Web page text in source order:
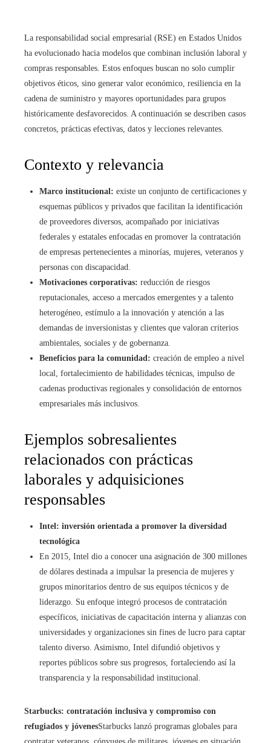
La responsabilidad social empresarial (RSE) en Estados Unidos
ha evolucionado hacia modelos que combinan inclusión laboral y
compras responsables. Estos enfoques buscan no solo cumplir
objetivos éticos, sino generar valor económico, resiliencia en la
cadena de suministro y mayores oportunidades para grupos
históricamente desfavorecidos. A continuación se describen casos
concretos, prácticas efectivas, datos y lecciones relevantes.
Contexto y relevancia
Marco institucional: existe un conjunto de certificaciones y
esquemas públicos y privados que facilitan la identificación
de proveedores diversos, acompañado por iniciativas
federales y estatales enfocadas en promover la contratación
de empresas pertenecientes a minorías, mujeres, veteranos y
personas con discapacidad.
Motivaciones corporativas: reducción de riesgos
reputacionales, acceso a mercados emergentes y a talento
heterogéneo, estímulo a la innovación y atención a las
demandas de inversionistas y clientes que valoran criterios
ambientales, sociales y de gobernanza.
Beneficios para la comunidad: creación de empleo a nivel
local, fortalecimiento de habilidades técnicas, impulso de
cadenas productivas regionales y consolidación de entornos
empresariales más inclusivos.
Ejemplos sobresalientes
relacionados con prácticas
laborales y adquisiciones
responsables
Intel: inversión orientada a promover la diversidad
tecnológica
En 2015, Intel dio a conocer una asignación de 300 millones
de dólares destinada a impulsar la presencia de mujeres y
grupos minoritarios dentro de sus equipos técnicos y de
liderazgo. Su enfoque integró procesos de contratación
específicos, iniciativas de capacitación interna y alianzas con
universidades y organizaciones sin fines de lucro para captar
talento diverso. Asimismo, Intel difundió objetivos y
reportes públicos sobre sus progresos, fortaleciendo así la
transparencia y la responsabilidad institucional.
Starbucks: contratación inclusiva y compromiso con
refugiados y jóvenesStarbucks lanzó programas globales para